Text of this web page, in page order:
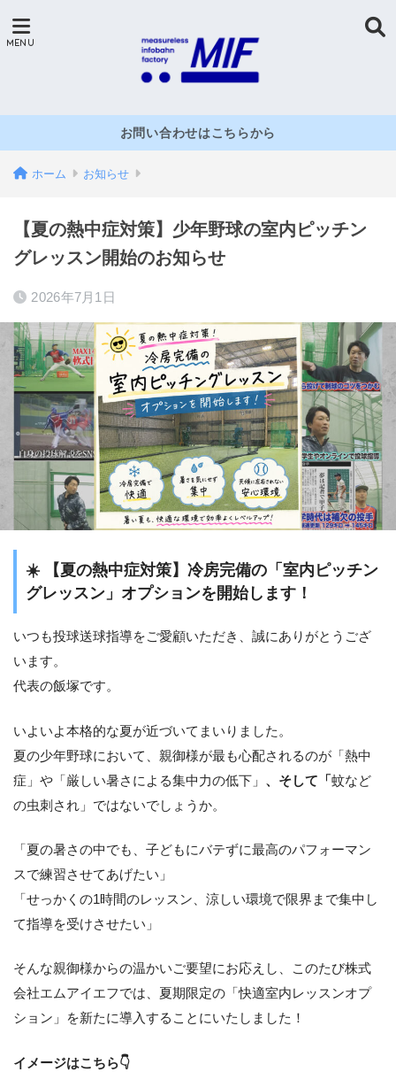
お問い合わせはこちらから
ホーム お知らせ
【夏の熱中症対策】少年野球の室内ピッチン
グレッスン開始のお知らせ
2026年7月1日
☀️ 【夏の熱中症対策】冷房完備の「室内ピッチン
グレッスン」オプションを開始します！
いつも投球送球指導をご愛顧いただき、誠にありがとうござ
います。
代表の飯塚です。
いよいよ本格的な夏が近づいてまいりました。
夏の少年野球において、親御様が最も心配されるのが「熱中
症」や「厳しい暑さによる集中力の低下」 、そして「 蚊など
の虫刺され」ではないでしょうか。
「夏の暑さの中でも、子どもにバテずに最高のパフォーマン
スで練習させてあげたい」
「せっかくの1時間のレッスン、涼しい環境で限界まで集中し
て指導を受けさせたい」
そんな親御様からの温かいご要望にお応えし、このたび株式
会社エムアイエフでは、夏期限定の「快適室内レッスンオプ
ション」を新たに導入することにいたしました！
イメージはこちら👇